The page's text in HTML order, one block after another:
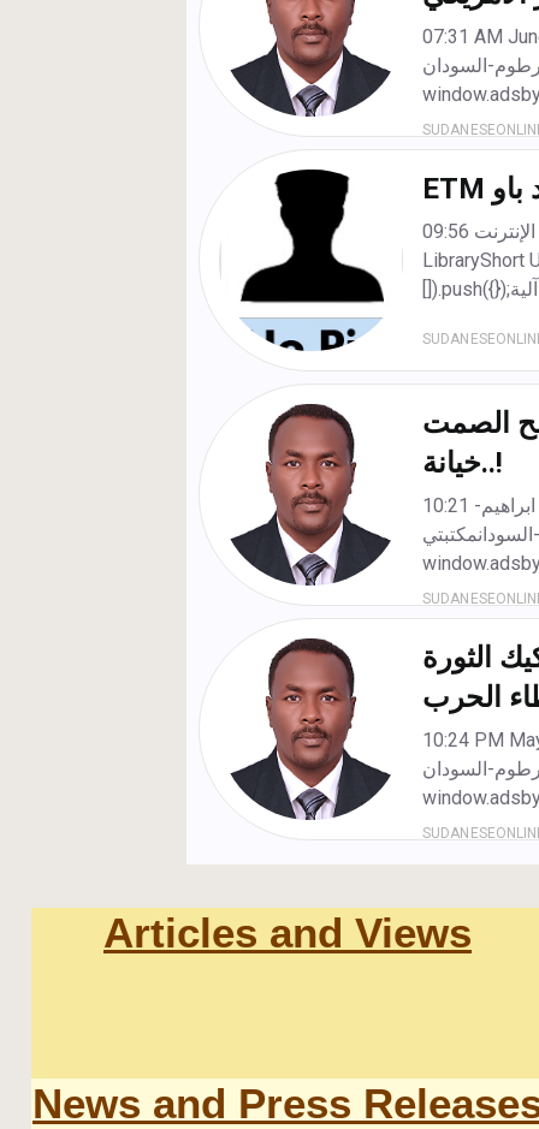
Articles and Views
News and Press